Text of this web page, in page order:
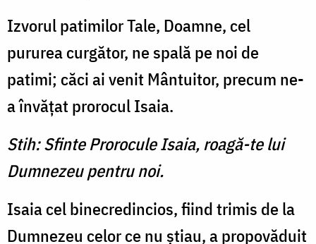
Izvorul patimilor Tale, Doamne, cel
pururea curgător, ne spală pe noi de
patimi; căci ai venit Mântuitor, precum ne-
a învăţat prorocul Isaia.
Stih: Sfinte Prorocule Isaia, roagă-te lui
Dumnezeu pentru noi.
Isaia cel binecredincios, fiind trimis de la
Dumnezeu celor ce nu ştiau, a propovăduit